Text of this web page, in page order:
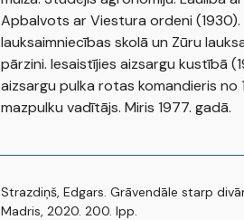
Apbalvots ar Viestura ordeni
lauksaimniecības skolā un Zūru
pārzini. Iesaistījies aizsargu kustībā
aizsargu pulka rotas komandieris no
mazpulku vadītājs. Miris 1977. gadā.
Strazdiņš, Edgars. Grāvendāle starp
Madris, 2020. 200. lpp.